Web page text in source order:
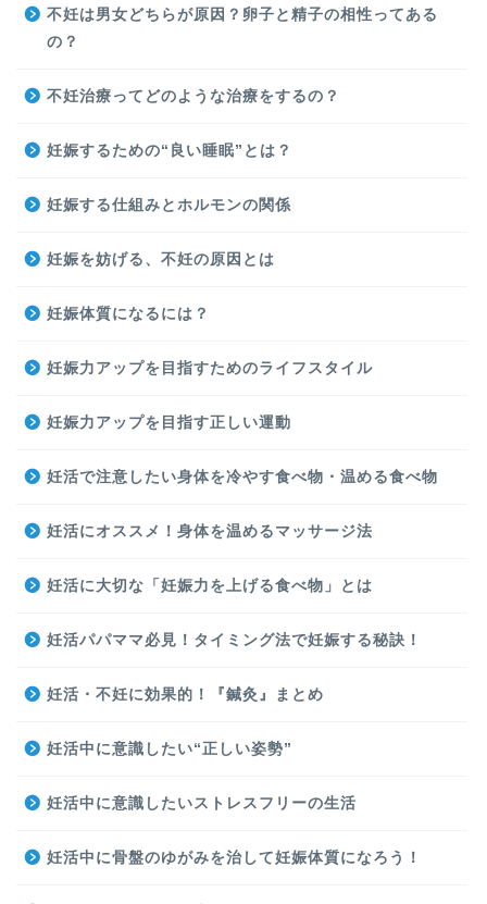
不妊は男女どちらが原因？卵子と精子の相性ってある
の？
不妊治療ってどのような治療をするの？
妊娠するための“良い睡眠”とは？
妊娠する仕組みとホルモンの関係
妊娠を妨げる、不妊の原因とは
妊娠体質になるには？
妊娠力アップを目指すためのライフスタイル
妊娠力アップを目指す正しい運動
妊活で注意したい身体を冷やす食べ物・温める食べ物
妊活にオススメ！身体を温めるマッサージ法
妊活に大切な「妊娠力を上げる食べ物」とは
妊活パパママ必見！タイミング法で妊娠する秘訣！
妊活・不妊に効果的！『鍼灸』まとめ
妊活中に意識したい“正しい姿勢”
妊活中に意識したいストレスフリーの生活
妊活中に骨盤のゆがみを治して妊娠体質になろう！